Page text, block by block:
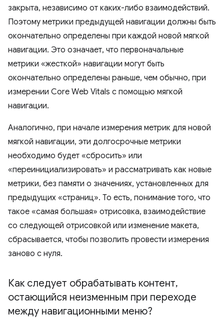
закрыта, независимо от каких-либо взаимодействий.
Поэтому метрики предыдущей навигации должны быть
окончательно определены при каждой новой мягкой
навигации. Это означает, что первоначальные
метрики «жесткой» навигации могут быть
окончательно определены раньше, чем обычно, при
измерении Core Web Vitals с помощью мягкой
навигации.
Аналогично, при начале измерения метрик для новой
мягкой навигации, эти долгосрочные метрики
необходимо будет «сбросить» или
«переинициализировать» и рассматривать как новые
метрики, без памяти о значениях, установленных для
предыдущих «страниц». То есть, понимание того, что
такое «самая большая» отрисовка, взаимодействие
со следующей отрисовкой или изменение макета,
сбрасывается, чтобы позволить провести измерения
заново с нуля.
Как следует обрабатывать контент,
остающийся неизменным при переходе
между навигационными меню?